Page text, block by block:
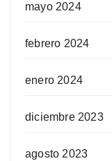
mayo 2024
febrero 2024
enero 2024
diciembre 2023
agosto 2023